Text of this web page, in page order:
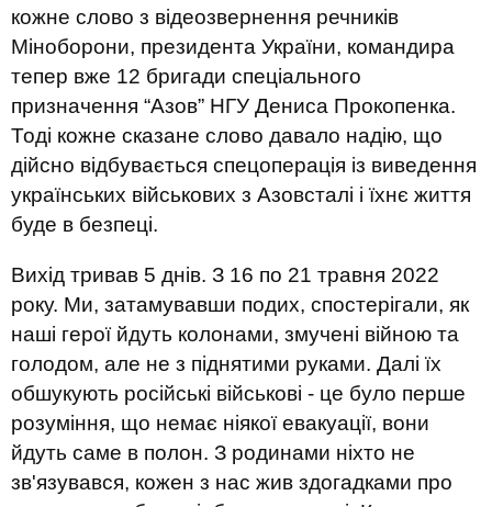
кожне слово з відеозвернення речників
Міноборони, президента України, командира
тепер вже 12 бригади спеціального
призначення “Азов” НГУ Дениса Прокопенка.
Тоді кожне сказане слово давало надію, що
дійсно відбувається спецоперація із виведення
українських військових з Азовсталі і їхнє життя
буде в безпеці.
Вихід тривав 5 днів. З 16 по 21 травня 2022
року. Ми, затамувавши подих, спостерігали, як
наші герої йдуть колонами, змучені війною та
голодом, але не з піднятими руками. Далі їх
обшукують російські військові - це було перше
розуміння, що немає ніякої евакуації, вони
йдуть саме в полон. З родинами ніхто не
зв'язувався, кожен з нас жив здогадками про